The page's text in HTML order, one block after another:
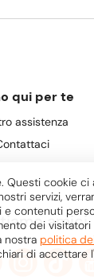
qui per te
assistenza
amici
Questi cookie ci
servizi,
contenuti
dei
nostra politica
di accettare